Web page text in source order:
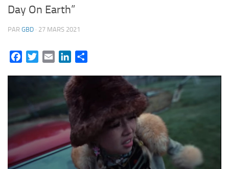
Day On Earth”
PAR GBD · 27 MARS 2021
FacebookTwitterEmail LinkedIn